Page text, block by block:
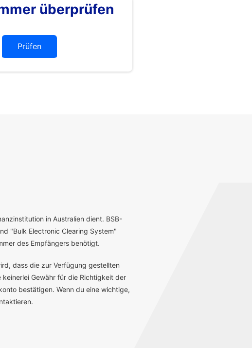
überprüfen
Prüfen
in Australien dient. BSB-
"Bulk Electronic Clearing System"
des Empfängers benötigt.
dass die zur Verfügung gestellten
Gewähr für die Richtigkeit der
bestätigen. Wenn du eine wichtige,